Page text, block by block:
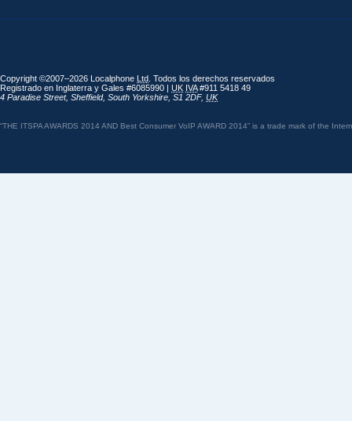
Copyright ©2007–2026 Localphone Ltd . Todos los derechos reservados
Registrado en Inglaterra y Gales #6085990 | UK IVA#911 5418 49
4 Paradise Street, Sheffield, South Yorkshire S1 2DF, UK
“THE ITSPA AWARDS 2014 AND Best Consumer VoIP AWARD 2014” is a trade mark of the